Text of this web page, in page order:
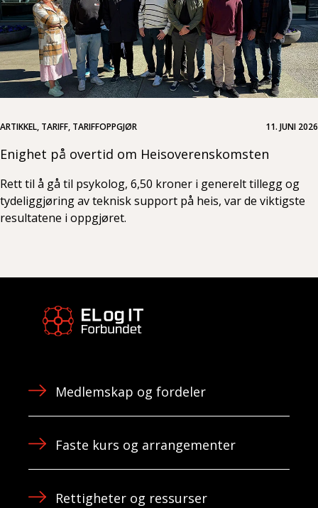
ARTIKKEL, TARIFF, TARIFFOPPGJØR 11. JUNI 2026
Enighet på overtid om Heisoverenskomsten
Rett til å gå til psykolog, 6,50 kroner i generelt tillegg og
tydeliggjøring av teknisk support på heis, var de viktigste
resultatene i oppgjøret.
Medlemskap og fordeler
Faste kurs og arrangementer
Rettigheter og ressurser